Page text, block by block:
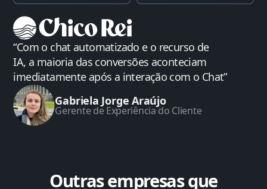
“Com o chat automatizado e o recurso de
IA, a maioria das conversões aconteciam
imediatamente após a interação com o Chat”
Gabriela Jorge Araújo
Gerente de Experiência do Cliente
Outras empresas que